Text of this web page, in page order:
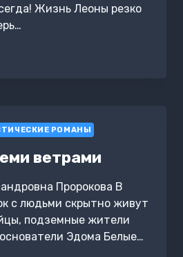
Жизнь Леоны резко
РОМАНЫ
ветрами
Пророкова В
с людьми скрытно живут
подземные жители
Эдома Белые…